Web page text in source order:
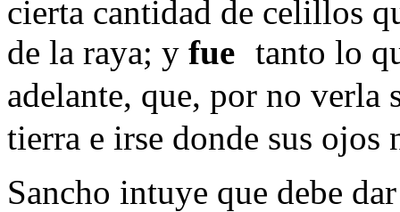
cierta cantidad de celillos
de la raya; y fue tanto lo
adelante, que, por no verla
tierra e irse donde sus ojos
Sancho intuye que debe